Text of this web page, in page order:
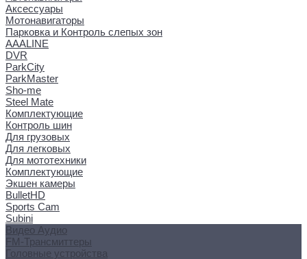
Аксессуары
Мотонавигаторы
Парковка и Контроль слепых зон
AAALINE
DVR
ParkCity
ParkMaster
Sho-me
Steel Mate
Комплектующие
Контроль шин
Для грузовых
Для легковых
Для мототехники
Комплектующие
Экшен камеры
BulletHD
Sports Cam
Subini
Видео Аудио
FM-Трансмиттеры
Головные устройства